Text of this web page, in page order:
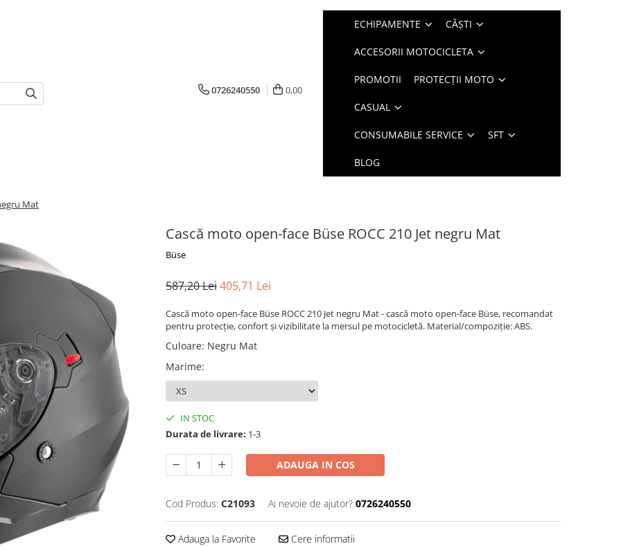
0726240550 0,00
ECHIPAMENTE CĂȘTI
ACCESORII MOTOCICLETA
PROMOTII PROTECȚII MOTO
CASUAL
CONSUMABILE SERVICE SFT
BLOG
Mat
Cască moto open-face Büse ROCC 210 Jet negru Mat
Büse
587,20 Lei405,71 Lei
Cască moto open-face Büse ROCC 210 Jet negru Mat - cască moto open-face Büse, recomandat
pentru protecție, confort și vizibilitate la mersul pe motocicletă. Material/compoziție: ABS.
Culoare: Negru Mat
Marime:
IN STOC
Durata de livrare: 1-3
ADAUGA IN COS
Cod Produs: C21093 Ai nevoie de ajutor? 0726240550
Adauga la Favorite Cere informatii